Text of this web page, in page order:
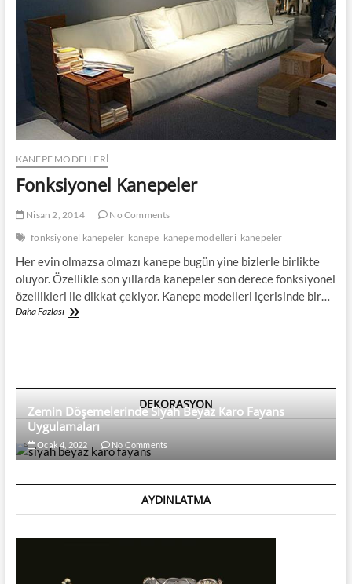
KANEPE MODELLERI
Fonksiyonel Kanepeler
Nisan 2, 2014
No Comments
fonksiyonel kanepeler kanepe kanepe modelleri kanepeler
Her evin olmazsa olmazı kanepe bugün yine bizlerle birlikte
oluyor. Özellikle son yıllarda kanepeler son derece fonksiyonel
özellikleri ile dikkat çekiyor. Kanepe modelleri içerisinde bir…
Daha FazlasıFonksiyonel
DEKORASYON
Zemin Döşemelerinde Siyah Beyaz Karo Fayans
Uygulamaları
Ocak 4, 2022 No Comments
AYDINLATMA